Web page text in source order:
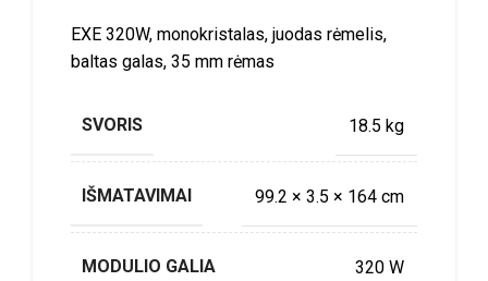
EXE 320W, monokristalas, juodas rėmelis,
baltas galas, 35 mm rėmas
SVORIS 18.5 kg
IŠMATAVIMAI 99.2 × 3.5 × 164 cm
MODULIO GALIA 320 W